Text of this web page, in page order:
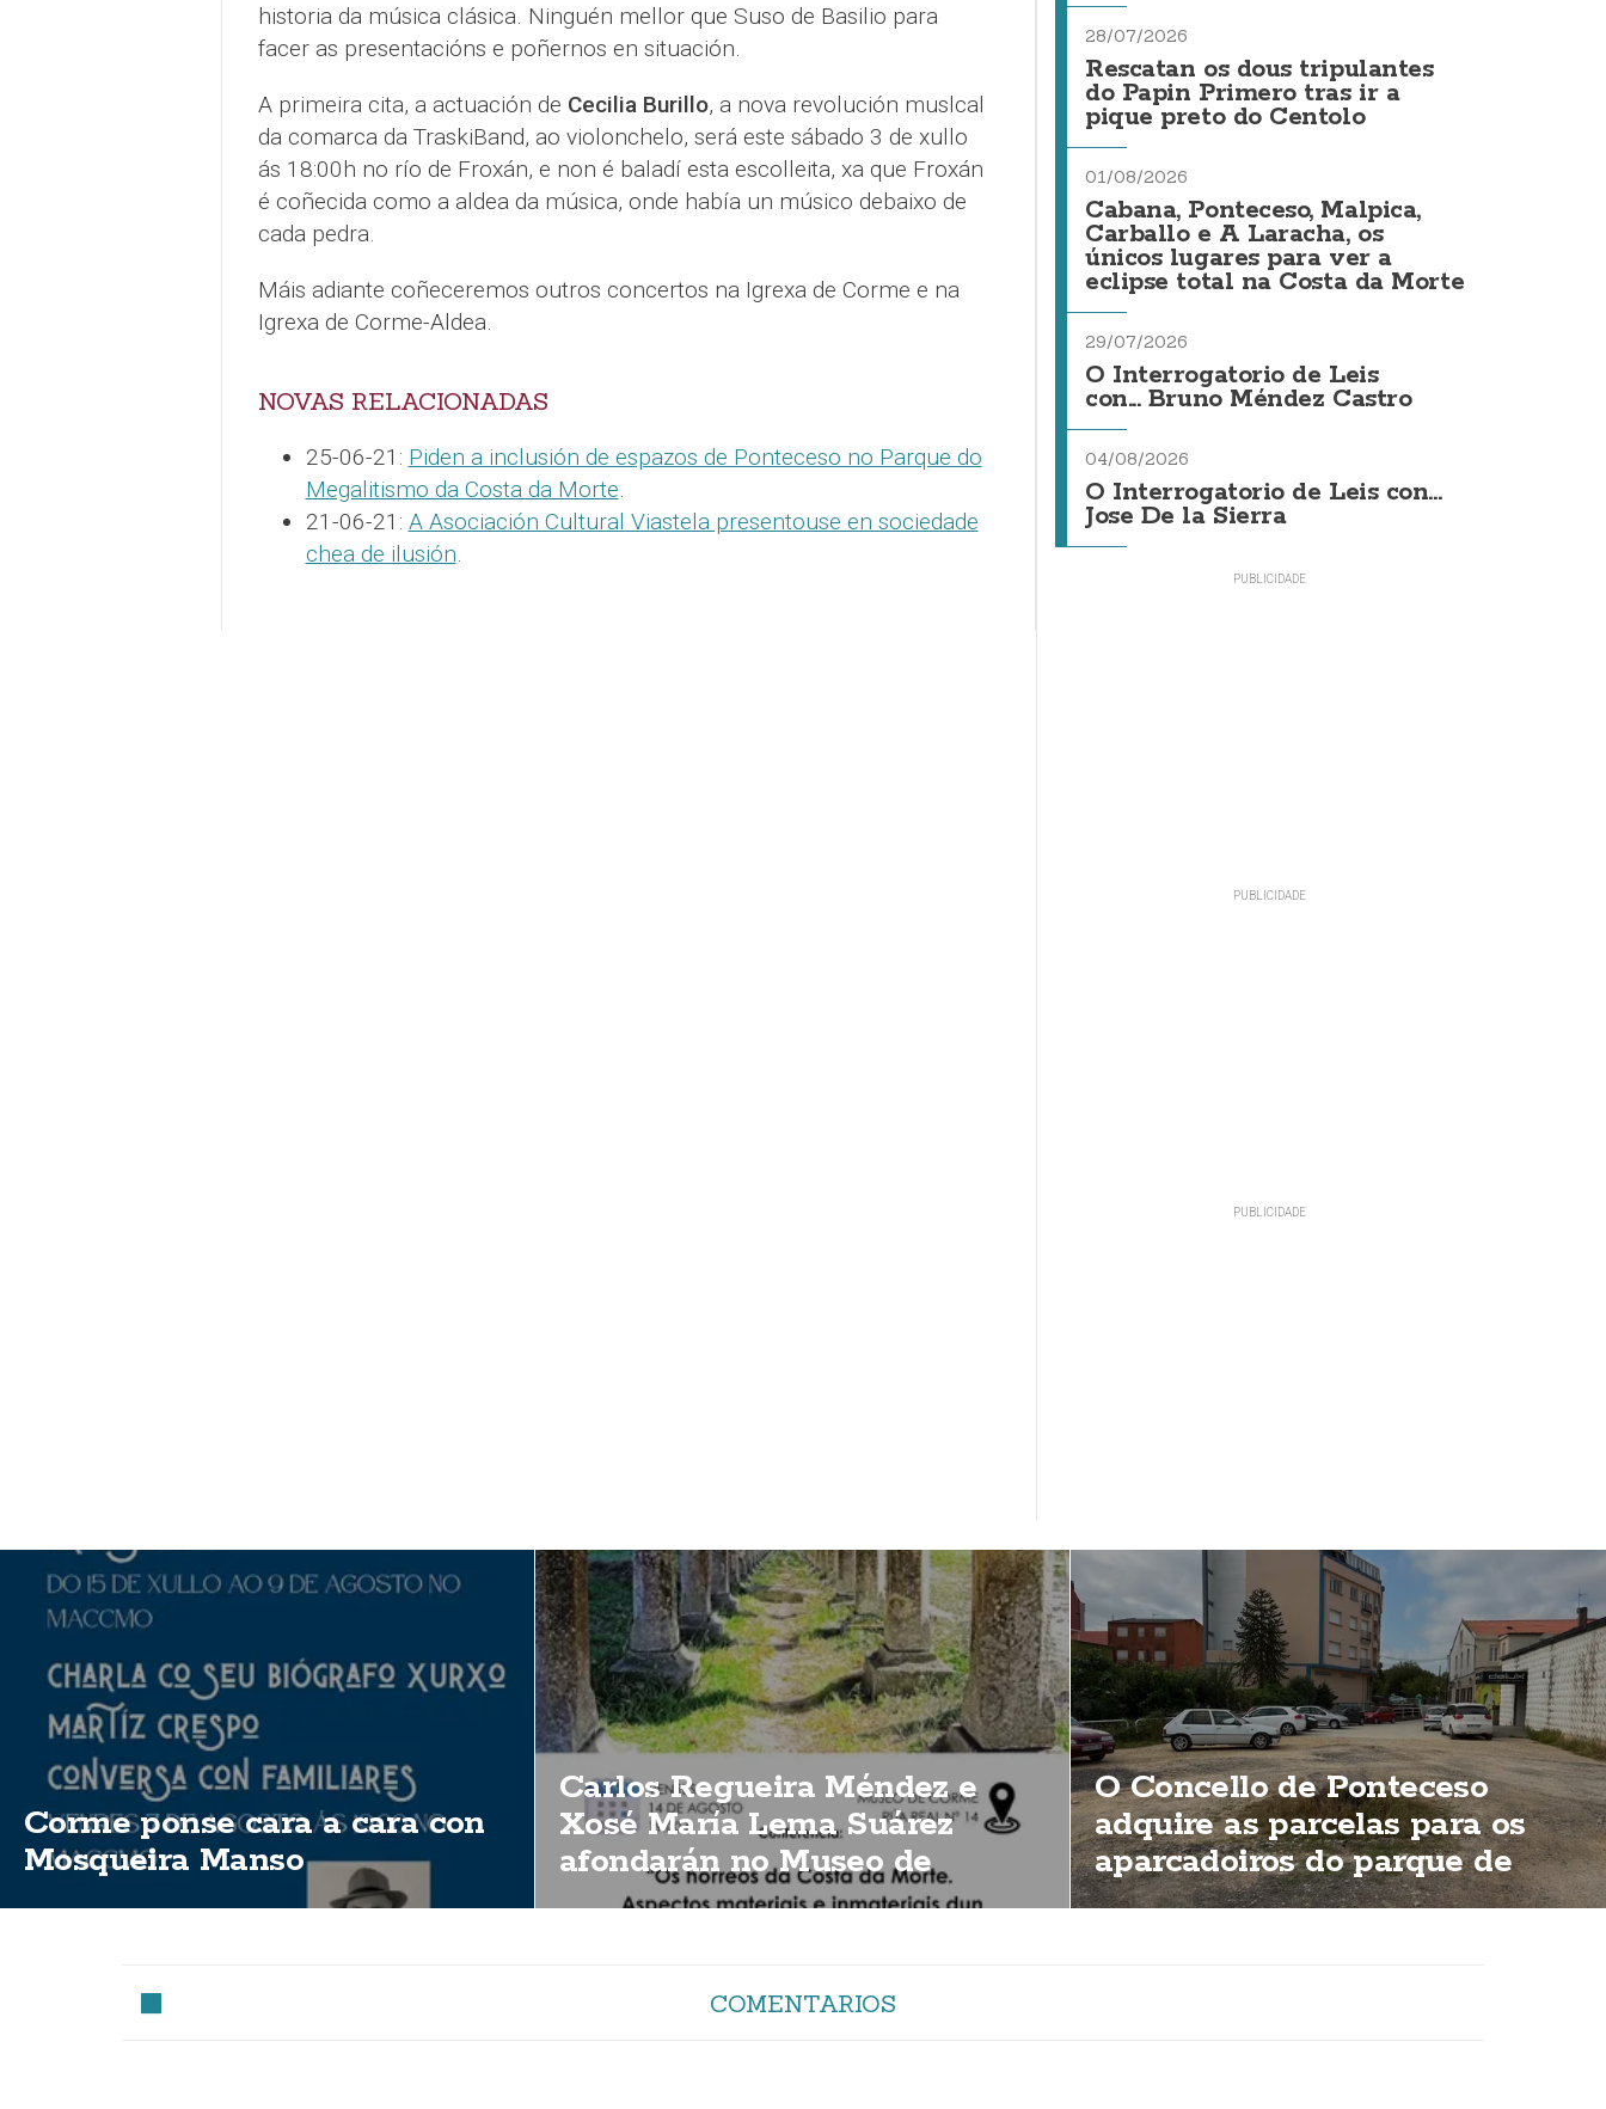
historia da música clásica. Ninguén mellor que Suso de Basilio para
facer as presentacións e poñernos en situación.
A primeira cita, a actuación de Cecilia Burillo, a nova revolución muslcal
da comarca da TraskiBand, ao violonchelo, será este sábado 3 de xullo
ás 18:00h no río de Froxán, e non é baladí esta escolleita, xa que Froxán
é coñecida como a aldea da música, onde había un músico debaixo de
cada pedra.
Máis adiante coñeceremos outros concertos na Igrexa de Corme e na
Igrexa de Corme-Aldea.
NOVAS RELACIONADAS
25-06-21: Piden a inclusión de espazos de Ponteceso no Parque do
Megalitismo da Costa da Morte.
21-06-21: A Asociación Cultural Viastela presentouse en sociedade
chea de ilusión.
28/07/2026
Rescatan os dous tripulantes
do Papin Primero tras ir a
pique preto do Centolo
01/08/2026
Cabana, Ponteceso, Malpica,
Carballo e A Laracha, os
únicos lugares para ver a
eclipse total na Costa da Morte
29/07/2026
O Interrogatorio de Leis
con... Bruno Méndez Castro
04/08/2026
O Interrogatorio de Leis con...
Jose De la Sierra
Corme ponse cara a cara con
Mosqueira Manso
Carlos Regueira Méndez e
Xosé María Lema Suárez
afondarán no Museo de
Corme sobre a importancia
O Concello de Ponteceso
adquire as parcelas para os
aparcadoiros do parque de
Bouzas
COMENTARIOS